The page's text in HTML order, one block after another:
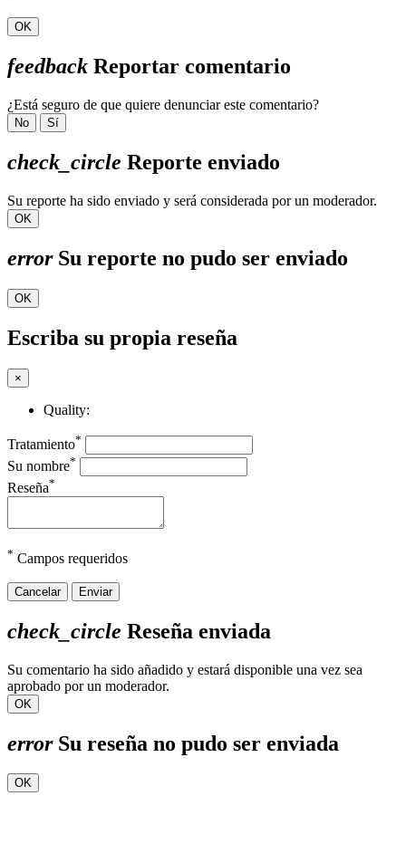
OK
feedback Reportar comentario
¿Está seguro de que quiere denunciar este comentario?
No Sí
check_circle Reporte enviado
Su reporte ha sido enviado y será considerada por un moderador.
OK
errorSu reporte no pudo ser enviado
OK
Escriba su propia reseña
×
Quality:
Tratamiento*
Su nombre*
Reseña*
* Campos requeridos
Cancelar Enviar
check_circle Reseña enviada
Su comentario ha sido añadido y estará disponible una vez sea
aprobado por un moderador.
OK
errorSu reseña no pudo ser enviada
OK